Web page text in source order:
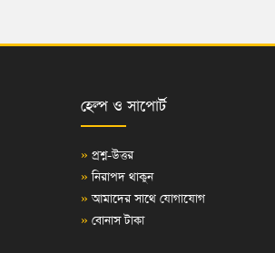
হেল্প ও সাপোর্ট
» প্রশ্ন-উত্তর
» নিরাপদ থাকুন
» আমাদের সাথে যোগাযোগ
» বোনাস টাকা